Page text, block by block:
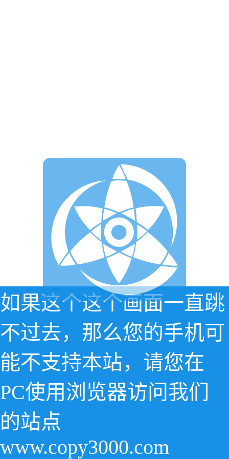
如果这个这个画面一直跳
不过去，那么您的手机可
能不支持本站，请您在
PC使用浏览器访问我们
的站点
www.copy3000.com